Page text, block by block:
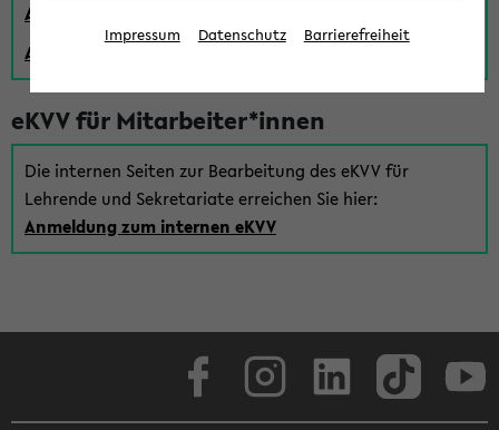
Anmeldung über einen vorhandenen Gastzugang
Anlegen eines neuen Gastzugangs
eKVV für Mitarbeiter*innen
Die internen Seiten zur Bearbeitung des eKVV für
Lehrende und Sekretariate erreichen Sie hier:
Anmeldung zum internen eKVV
Impressum Datenschutz Barrierefreiheit